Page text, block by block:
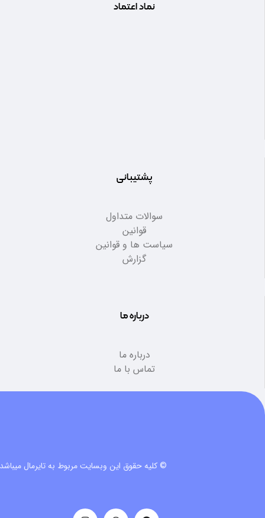
نماد اعتماد
پشتیبانی
سوالات متداول
قوانین
سیاست ها و قوانین
گزارش
درباره ما
درباره ما
تماس با ما
© کلیه حقوق این وبسایت مربوط به تایرمال